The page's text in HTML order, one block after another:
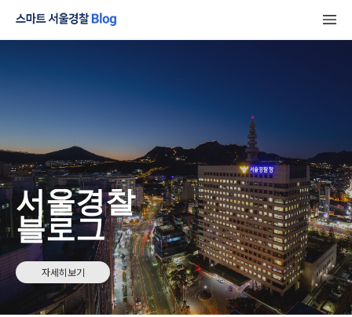
서울경찰
블로그
자세히보기